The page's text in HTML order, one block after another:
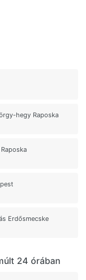
hegy Raposka
Erdősmecske
24 órában